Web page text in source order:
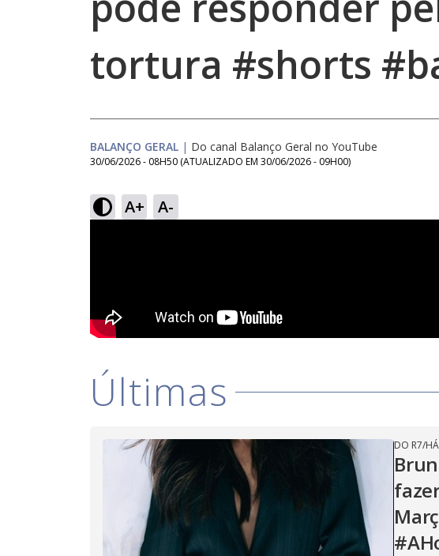
tortura #shorts
BALANÇO GERAL | Do canal Balanço Geral no YouTube
30/06/2026 - 08H50 (ATUALIZADO EM 30/06/2026 - 09H00)
A+ A-
Últimas
DO R7/